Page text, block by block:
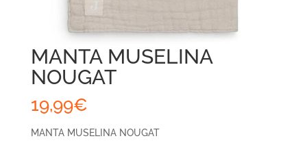
MANTA MUSELINA
NOUGAT
19,99€
MANTA MUSELINA NOUGAT